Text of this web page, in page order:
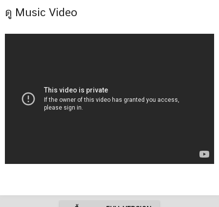
ดู Music Video